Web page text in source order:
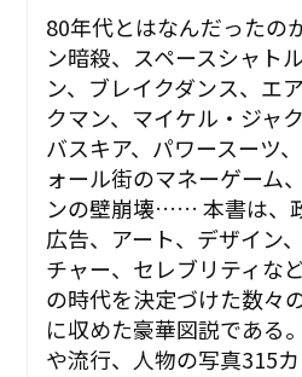
80年代とはなんだった
ン暗殺、スペースシャト
ン、ブレイクダンス、エ
クマン、マイケル・ジャ
バスキア、パワースーツ
ォール街のマネーゲーム
ンの壁崩壊…… 本書は、
広告、アート、デザイン
チャー、セレブリティな
の時代を決定づけた数々
に収めた豪華図説である
や流行、人物の写真315